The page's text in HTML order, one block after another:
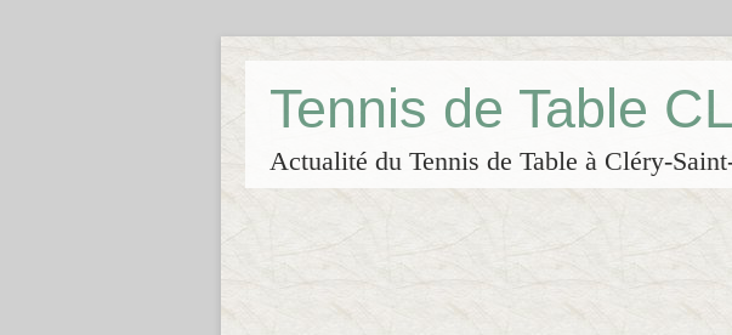
Tennis de Table
Actualité du Tennis de Table à Cléry-